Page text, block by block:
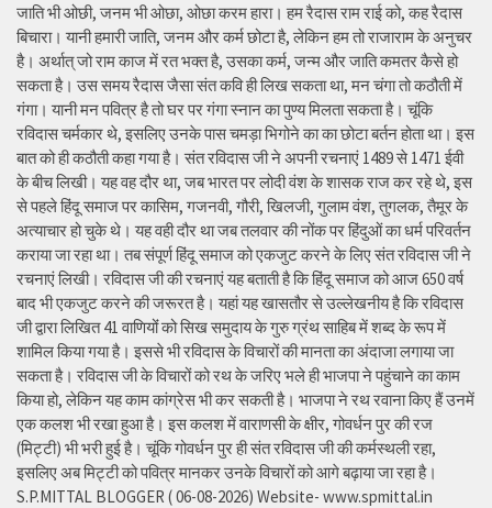
जाति भी ओछी, जनम भी ओछा, ओछा करम हारा। हम रैदास राम राई को, कह रैदास
बिचारा। यानी हमारी जाति, जनम और कर्म छोटा है, लेकिन हम तो राजाराम के अनुचर
है। अर्थात् जो राम काज में रत भक्त है, उसका कर्म, जन्म और जाति कमतर कैसे हो
सकता है। उस समय रैदास जैसा संत कवि ही लिख सकता था, मन चंगा तो कठौती में
गंगा। यानी मन पवित्र है तो घर पर गंगा स्नान का पुण्य मिलता सकता है। चूंकि
रविदास चर्मकार थे, इसलिए उनके पास चमड़ा भिगोने का का छोटा बर्तन होता था। इस
बात को ही कठौती कहा गया है। संत रविदास जी ने अपनी रचनाएं 1489 से 1471 ईवी
के बीच लिखी। यह वह दौर था, जब भारत पर लोदी वंश के शासक राज कर रहे थे, इस
से पहले हिंदू समाज पर कासिम, गजनवी, गौरी, खिलजी, गुलाम वंश, तुगलक, तैमूर के
अत्याचार हो चुके थे। यह वही दौर था जब तलवार की नोंक पर हिंदुओं का धर्म परिवर्तन
कराया जा रहा था। तब संपूर्ण हिंदू समाज को एकजुट करने के लिए संत रविदास जी ने
रचनाएं लिखी। रविदास जी की रचनाएं यह बताती है कि हिंदू समाज को आज 650 वर्ष
बाद भी एकजुट करने की जरूरत है। यहां यह खासतौर से उल्लेखनीय है कि रविदास
जी द्वारा लिखित 41 वाणियोंं को सिख समुदाय के गुरु ग्रंथ साहिब में शब्द के रूप में
शामिल किया गया है। इससे भी रविदास के विचारों की मानता का अंदाजा लगाया जा
सकता है। रविदास जी के विचारों को रथ के जरिए भले ही भाजपा ने पहुंचाने का काम
किया हो, लेकिन यह काम कांग्रेस भी कर सकती है। भाजपा ने रथ रवाना किए हैं उनमें
एक कलश भी रखा हुआ है। इस कलश में वाराणसी के क्षीर, गोवर्धन पुर की रज
(मिट्टी) भी भरी हुई है। चूंकि गोवर्धन पुर ही संत रविदास जी की कर्मस्थली रहा,
इसलिए अब मिट्टी को पवित्र मानकर उनके विचारों को आगे बढ़ाया जा रहा है।
S.P.MITTAL BLOGGER ( 06-08-2026) Website- www.spmittal.in